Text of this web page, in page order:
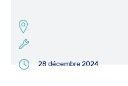
28 décembre 2024